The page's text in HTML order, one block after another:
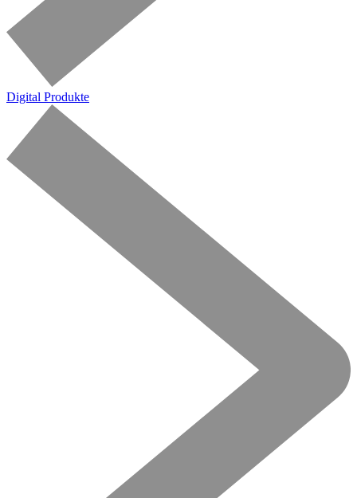
Digital Produkte